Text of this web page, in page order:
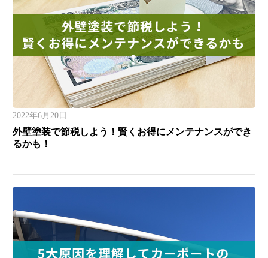
2022年6月20日
外壁塗装で節税しよう！賢くお得にメンテナンスができ
るかも！